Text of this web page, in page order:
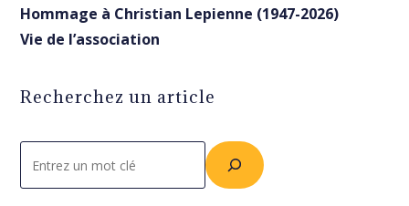
Hommage à Christian Lepienne (1947-2026)
Vie de l’association
Recherchez un article